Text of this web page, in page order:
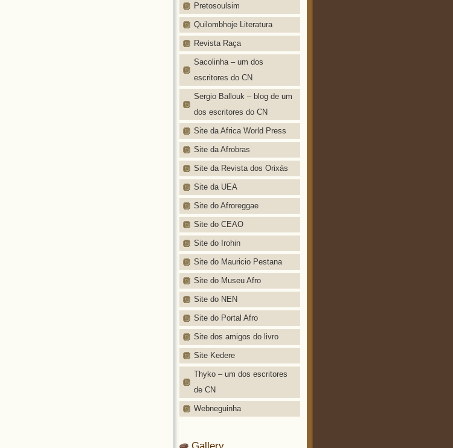
Pretosoulsim
Quilombhoje Literatura
Revista Raça
Sacolinha – um dos
escritores do CN
Sergio Ballouk – blog de um
dos escritores do CN
Site da Africa World Press
Site da Afrobras
Site da Revista dos Orixás
Site da UEA
Site do Afroreggae
Site do CEAO
Site do Irohin
Site do Mauricio Pestana
Site do Museu Afro
Site do NEN
Site do Portal Afro
Site dos amigos do livro
Site Kedere
Thyko – um dos escritores
de CN
Webneguinha